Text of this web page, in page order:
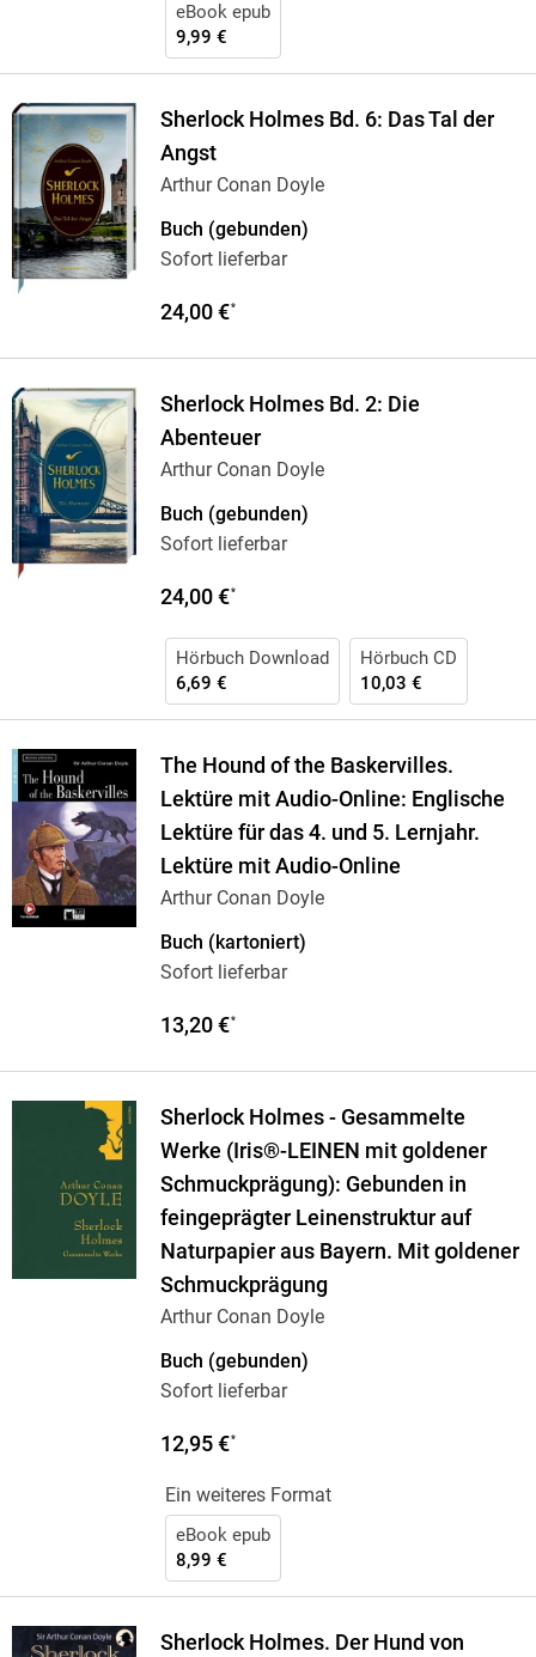
eBook epub
9,99 €
Sherlock Holmes Bd. 6: Das Tal der
Angst
Arthur Conan Doyle
Buch (gebunden)
Sofort lieferbar
24,00 €*
Sherlock Holmes Bd. 2: Die
Abenteuer
Arthur Conan Doyle
Buch (gebunden)
Sofort lieferbar
24,00 €*
Hörbuch Download
6,69 €
Hörbuch CD
10,03 €
The Hound of the Baskervilles.
Lektüre mit Audio-Online: Englische
Lektüre für das 4. und 5. Lernjahr.
Lektüre mit Audio-Online
Arthur Conan Doyle
Buch (kartoniert)
Sofort lieferbar
13,20 €*
Sherlock Holmes - Gesammelte
Werke (Iris®-LEINEN mit goldener
Schmuckprägung): Gebunden in
feingeprägter Leinenstruktur auf
Naturpapier aus Bayern. Mit goldener
Schmuckprägung
Arthur Conan Doyle
Buch (gebunden)
Sofort lieferbar
12,95 €*
Ein weiteres Format
eBook epub
8,99 €
Sherlock Holmes. Der Hund von